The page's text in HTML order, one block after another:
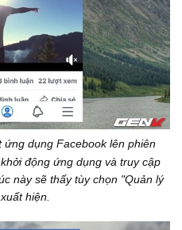
ứng dụng Facebook lên phiên
động ứng dụng và truy cập
này sẽ thấy tùy chọn "Quản lý
hiện.